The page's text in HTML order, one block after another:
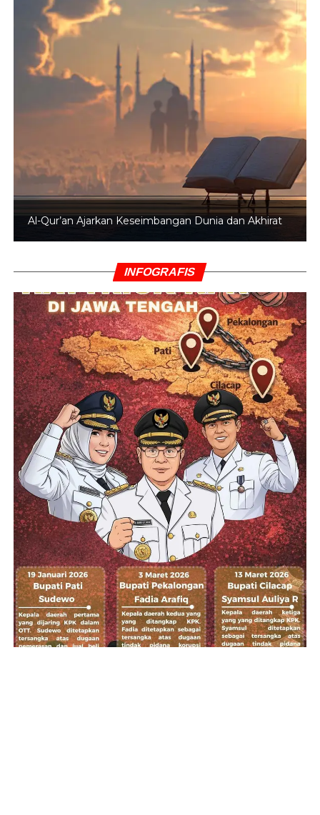
Al-Qur’an Ajarkan Keseimbangan Dunia dan Akhirat
INFOGRAFIS